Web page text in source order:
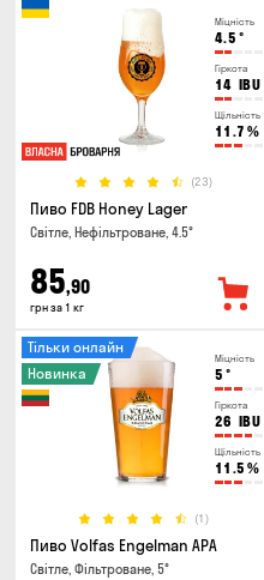
Міцність
4.5 °
Гіркота
14 IBU
Щільність
11.7 %
(23)
Пиво FDB Honey Lager
Світле, Нефільтроване, 4.5°
85,90
грн за 1 кг
Міцність
5 °
Гіркота
26 IBU
Щільність
11.5 %
(1)
Тільки онлайн
Новинка
Пиво Volfas Engelman APA
Світле, Фільтроване, 5°